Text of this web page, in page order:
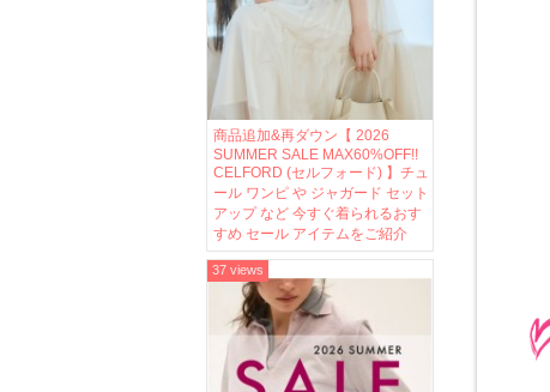
商品追加&再ダウン【 2026
SUMMER SALE MAX60%OFF!!
CELFORD (セルフォード) 】チュ
ール ワンピ や ジャガード セット
アップ など 今すぐ着られるおす
すめ セール アイテムをご紹介
37 views